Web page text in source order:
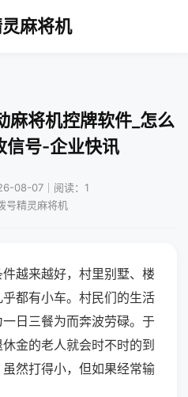
麻将机
麻将机控牌软件_怎么
信号-企业快讯
08-07｜阅读：1
号精灵麻将机
越来越好，村里别墅、楼
都有小车。村民们的生活
日三餐为而奔波劳碌。于
金的老人就会时不时的到
然打得小，但如果经常输